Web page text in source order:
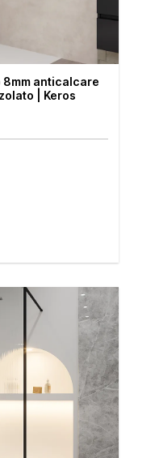
8mm anticalcare
| Keros